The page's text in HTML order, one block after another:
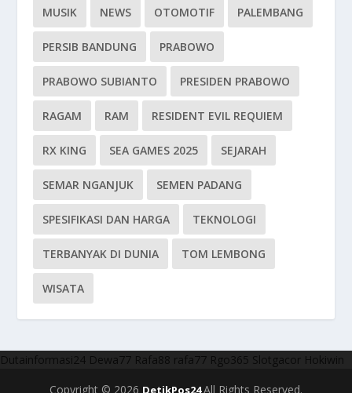
MUSIK NEWS OTOMOTIF PALEMBANG
PERSIB BANDUNG PRABOWO
PRABOWO SUBIANTO PRESIDEN PRABOWO
RAGAM RAM RESIDENT EVIL REQUIEM
RX KING SEA GAMES 2025 SEJARAH
SEMAR NGANJUK SEMEN PADANG
SPESIFIKASI DAN HARGA TEKNOLOGI
TERBANYAK DI DUNIA TOM LEMBONG
WISATA
Dutainformasi24 Dewa77 Rafa88 rafa77 Rgo365 Slotgacor Hokiwin
Copyright © 2026 DetikPos24All Rights Reserved.